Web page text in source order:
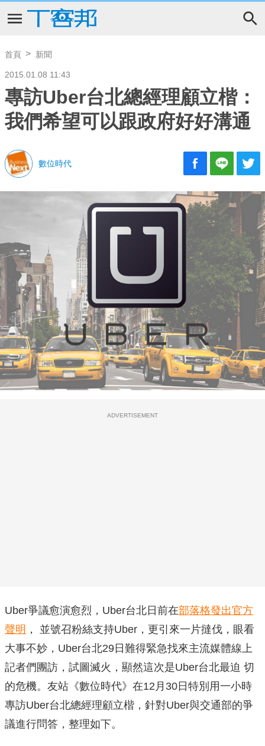
首頁 新聞
2015.01.08 11:43
專訪Uber台北總經理顧立楷：
我們希望可以跟政府好好溝通
數位時代
ADVERTISEMENT
Uber爭議愈演愈烈，Uber台北日前在部落格發出官方
聲明 ， 並號召粉絲支持Uber，更引來一片撻伐，眼看
大事不妙，Uber台北29日難得緊急找來主流媒體線上
記者們團訪，試圖滅火，顯然這次是Uber台北最迫 切
的危機。友站《數位時代》在12月30日特別用一小時
專訪Uber台北總經理顧立楷，針對Uber與交通部的爭
議進行問答，整理如下。